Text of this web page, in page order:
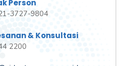
Person
3727-9804
& Konsultasi
2200